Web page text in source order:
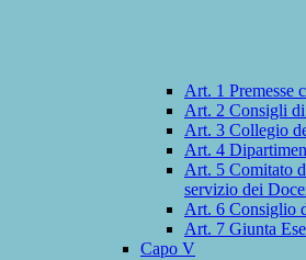
Art. 1 Premesse
Art. 2 Consigli di
Art. 3 Collegio
Art. 4
Art. 5 Comitato
servizio dei
Art. 6 Consiglio
Art. 7 Giunta
Capo V